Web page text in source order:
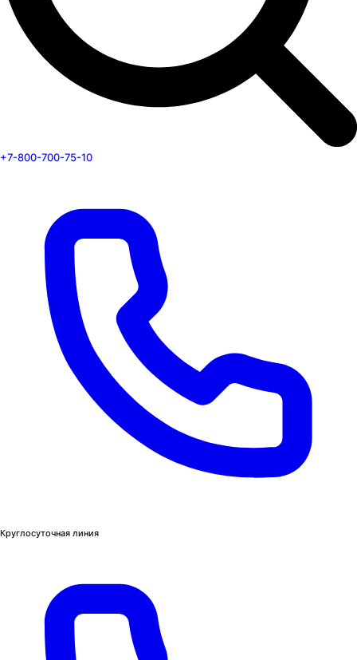
+7-800-700-75-10
Круглосуточная линия